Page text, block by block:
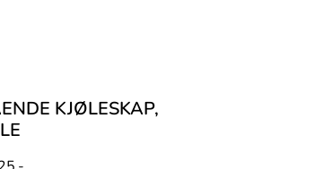
KJØLESKAP,